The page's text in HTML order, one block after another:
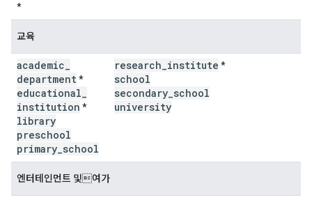
*
교육
academic
department*
educational
institution *
library
preschool
primary school
research institute *
school
secondary school
university
엔터테인먼트 및여가